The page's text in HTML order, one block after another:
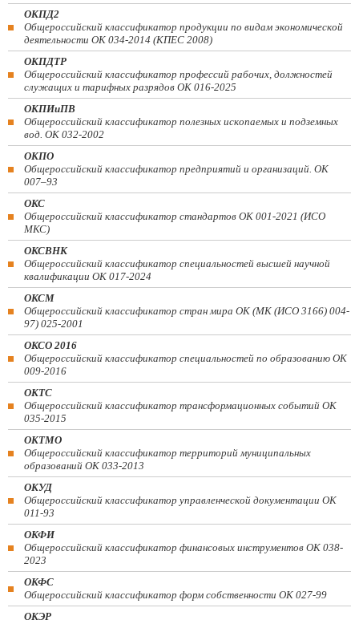
ОКПД2
Общероссийский классификатор продукции по видам экономической
деятельности ОК 034-2014 (КПЕС 2008)
ОКПДТР
Общероссийский классификатор профессий рабочих, должностей
служащих и тарифных разрядов ОК 016-2025
ОКПИиПВ
Общероссийский классификатор полезных ископаемых и подземных
вод. ОК 032-2002
ОКПО
Общероссийский классификатор предприятий и организаций. ОК
007–93
ОКС
Общероссийский классификатор стандартов ОК 001-2021 (ИСО
МКС)
ОКСВНК
Общероссийский классификатор специальностей высшей научной
квалификации ОК 017-2024
ОКСМ
Общероссийский классификатор стран мира ОК (МК (ИСО 3166) 004-
97) 025-2001
ОКСО 2016
Общероссийский классификатор специальностей по образованию ОК
009-2016
ОКТС
Общероссийский классификатор трансформационных событий ОК
035-2015
ОКТМО
Общероссийский классификатор территорий муниципальных
образований ОК 033-2013
ОКУД
Общероссийский классификатор управленческой документации ОК
011-93
ОКФИ
Общероссийский классификатор финансовых инструментов OK 038-
2023
ОКФС
Общероссийский классификатор форм собственности ОК 027-99
ОКЭР